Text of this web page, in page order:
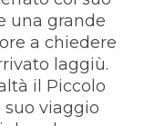
una grande
a chiedere
laggiù.
il Piccolo
suo viaggio